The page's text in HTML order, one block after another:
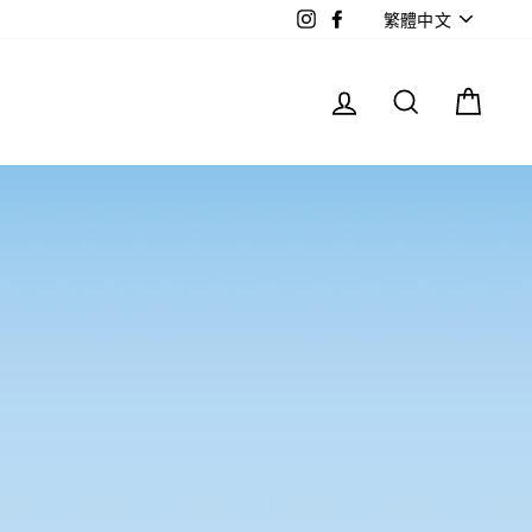
Instagram
Facebook
語
繁體中文
登入 搜尋